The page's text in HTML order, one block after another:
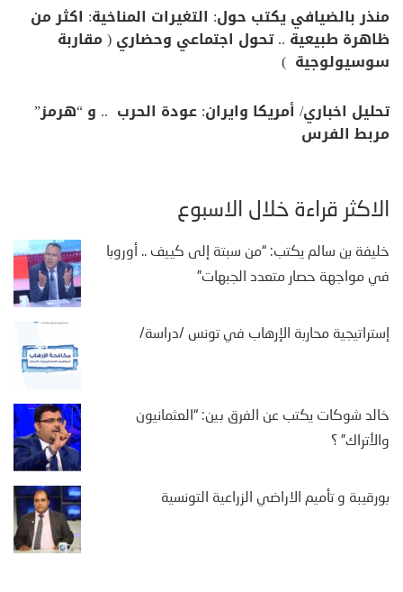
منذر بالضيافي يكتب حول: التغيرات المناخية: اكثر من
ظاهرة طبيعية .. تحول اجتماعي وحضاري ( مقاربة
سوسيولوجية )
تحليل اخباري/ أمريكا وايران: عودة الحرب .. و “هرمز”
مربط الفرس
الأكثر قراءة خلال الأسبوع
خليفة بن سالم يكتب: “من سبتة إلى كييف .. أوروبا
في مواجهة حصار متعدد الجبهات”
إستراتيجية محاربة الإرهاب في تونس /دراسة/
خالد شوكات يكتب عن الفرق بين: “العثمانيون
والأتراك” ؟
بورقيبة و تأميم الاراضي الزراعية التونسية